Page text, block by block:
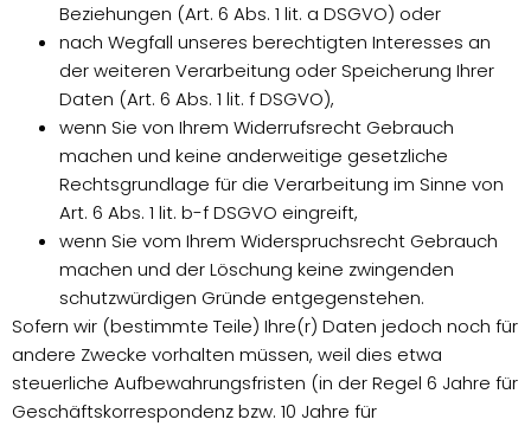
Beziehungen (Art. 6 Abs. 1 lit. a DSGVO) oder
nach Wegfall unseres berechtigten Interesses an
der weiteren Verarbeitung oder Speicherung Ihrer
Daten (Art. 6 Abs. 1 lit. f DSGVO),
wenn Sie von Ihrem Widerrufsrecht Gebrauch
machen und keine anderweitige gesetzliche
Rechtsgrundlage für die Verarbeitung im Sinne von
Art. 6 Abs. 1 lit. b-f DSGVO eingreift,
wenn Sie vom Ihrem Widerspruchsrecht Gebrauch
machen und der Löschung keine zwingenden
schutzwürdigen Gründe entgegenstehen.
Sofern wir (bestimmte Teile) Ihre(r) Daten jedoch noch für
andere Zwecke vorhalten müssen, weil dies etwa
steuerliche Aufbewahrungsfristen (in der Regel 6 Jahre für
Geschäftskorrespondenz bzw. 10 Jahre für